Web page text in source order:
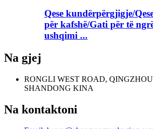
Qese kundërpërgjigje/
për kafshë/Gati për të
ushqimi ...
Na gjej
RONGLI WEST ROAD,
SHANDONG KINA
Na kontaktoni